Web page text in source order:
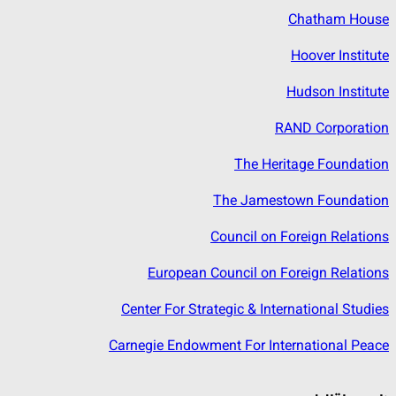
Chatham House
Hoover Institute
Hudson Institute
RAND Corporation
The Heritage Foundation
The Jamestown Foundation
Council on Foreign Relations
European Council on Foreign Relations
Center For Strategic & International Studies
Carnegie Endowment For International Peace